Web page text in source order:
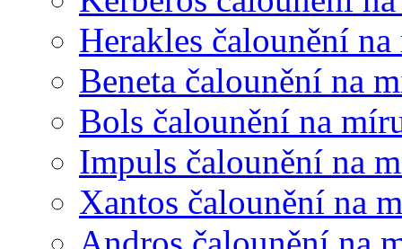
Herakles čalounění
Beneta čalounění na
Bols čalounění na
Impuls čalounění na
Xantos čalounění na